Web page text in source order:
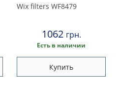
Wix filters WF8479
1062 грн.
Есть в наличии
Купить